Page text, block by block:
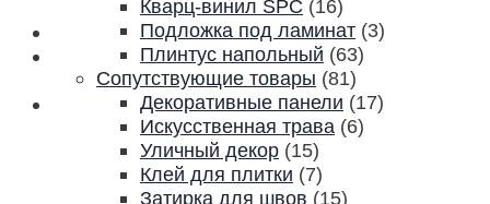
Кварц-винил SPC (16)
Подложка под ламинат (3)
Плинтус напольный (63)
Сопутствующие товары (81)
Декоративные панели (17)
Искусственная трава (6)
Уличный декор (15)
Клей для плитки (7)
Затирка для швов (15)